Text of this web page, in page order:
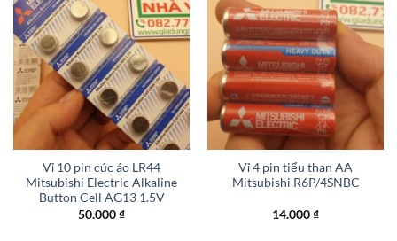
Vỉ 10 pin cúc áo LR44
Mitsubishi Electric Alkaline
Button Cell AG13 1.5V
50.000₫
Vỉ 4 pin tiểu than AA
Mitsubishi R6P/4SNBC
14.000₫